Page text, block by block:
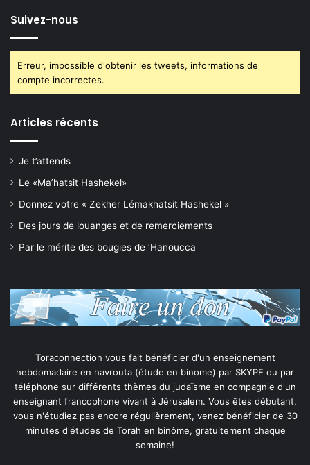
Suivez-nous
Erreur, impossible d'obtenir les tweets, informations de
compte incorrectes.
Articles récents
Je t’attends
Le «Ma’hatsit Hashekel»
Donnez votre « Zekher Lémakhatsit Hashekel »
Des jours de louanges et de remerciements
Par le mérite des bougies de ‘Hanoucca
Toraconnection vous fait bénéficier d'un enseignement
hebdomadaire en havrouta (étude en binome) par SKYPE ou par
téléphone sur différents thèmes du judaïsme en compagnie d'un
enseignant francophone vivant à Jérusalem. Vous êtes débutant,
vous n'étudiez pas encore régulièrement, venez bénéficier de 30
minutes d'études de Torah en binôme, gratuitement chaque
semaine!